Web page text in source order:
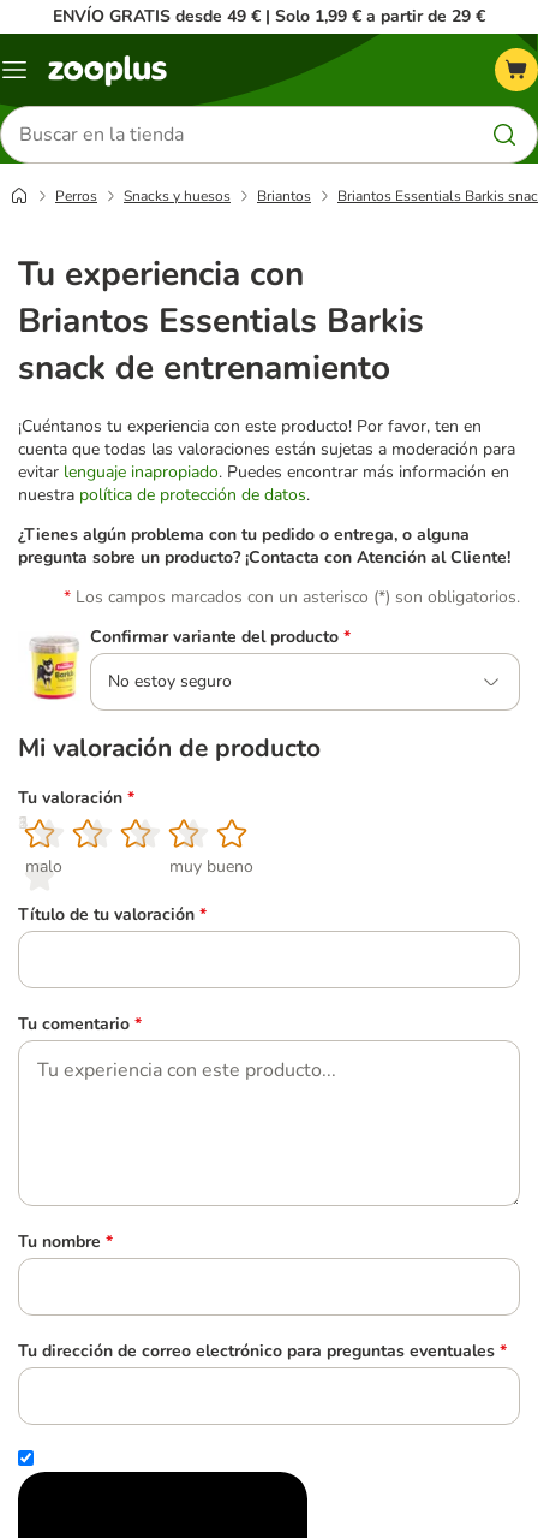
ENVÍO GRATIS desde 49 € | Solo 1,99 € a partir de 29 €
Menú
Buscar
productos
Perros Snacks y huesos Briantos Briantos Essentials Barkis
Tu experiencia con
Briantos Essentials Barkis
snack de entrenamiento
¡Cuéntanos tu experiencia con este producto! Por favor, ten en
cuenta que todas las valoraciones están sujetas a moderación para
evitar lenguaje inapropiado. Puedes encontrar más información en
nuestra política de protección de datos.
¿Tienes algún problema con tu pedido o entrega, o alguna
pregunta sobre un producto? ¡Contacta con Atención al Cliente!
Los campos marcados con un asterisco (*) son obligatorios.
Confirmar variante del producto *
No estoy seguro
Mi valoración de producto
Tu valoración *
1
malo
2
3
4
5
muy bueno
Título de tu valoración *
Tu comentario *
Tu nombre *
Tu dirección de correo electrónico para preguntas eventuales *